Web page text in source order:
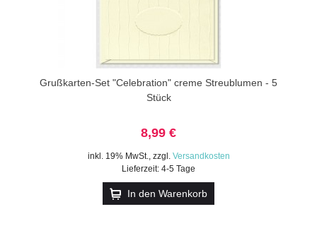
Grußkarten-Set "Celebration" creme Streublumen - 5
Stück
8,99 €
inkl. 19% MwSt., zzgl. Versandkosten
Lieferzeit: 4-5 Tage
In den Warenkorb